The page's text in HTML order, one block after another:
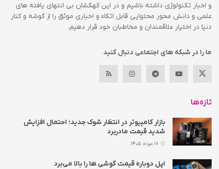
و اخبار تکنولوژی داشته باشیم و در این کهکشان بی انتهای یافته های
علمی و دانش محور محتوایی قابل اتکاء و اخباری موثق را از گوشه و کنار
دنیا در اختیار علاقمندان و مخاطبان خود قرار دهیم.
ما را در شبکه های اجتماعی دنبال کنید
تازه‌ها
بازار کامپیوتر در انتظار شوک جدید؛ احتمال افزایش
شدید قیمت مادربرد
اپل دوباره قیمت‌ گوشی ها را بالا می‌برد